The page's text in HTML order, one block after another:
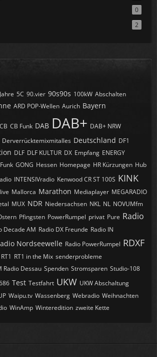
0
2
5C 90.vier 90s90s 100kW Abschalten
ARD POP-Wellen Aurich Bayern
CB CB Funk DAB DAB+ DAB+ NRW
Derverrücktemixmitalles Deutschland DF1
DLF DLF KULTUR DX Empfang ENERGY
Funk GONG Hessen Homepage HR Kürzungen Hub
INTENSIVradio Kenwood CR ST 100S KINK
live Mallorca Marathon Mediaplayer MEGARADIO
MUX NDR Niedersachsen NKL NL NOVUMfm
Pfingsten PowerRumpel privat Pure Radio
Decade AM Radio DX Freunde Radio IN
Nordseewelle Radio PowerRumpel RDXF
RT1 RT1 in the Mix senderprobleme
Radio Dessau Spenden Stromsparen Studio-108
Test Testfahrt UKW UKW Abschaltung
Waipu.tv Wassenberg Webradio Weihnachten
WinAmp Winteredition zweite Kette